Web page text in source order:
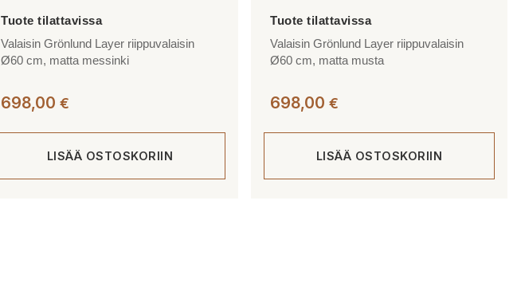
Valaisin Grönlund Layer riippuvalaisin
Ø60 cm, matta messinki
698,00 €
LISÄÄ OSTOSKORIIN
Valaisin Grönlund Layer riippuvalaisin
Ø60 cm, matta musta
698,00 €
LISÄÄ OSTOSKORIIN